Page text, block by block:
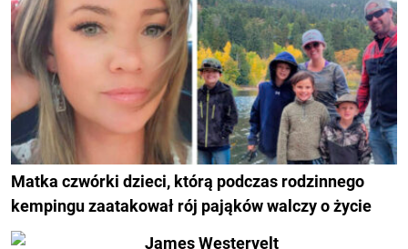
Matka czwórki dzieci, którą podczas rodzinnego
kempingu zaatakował rój pająków walczy o życie